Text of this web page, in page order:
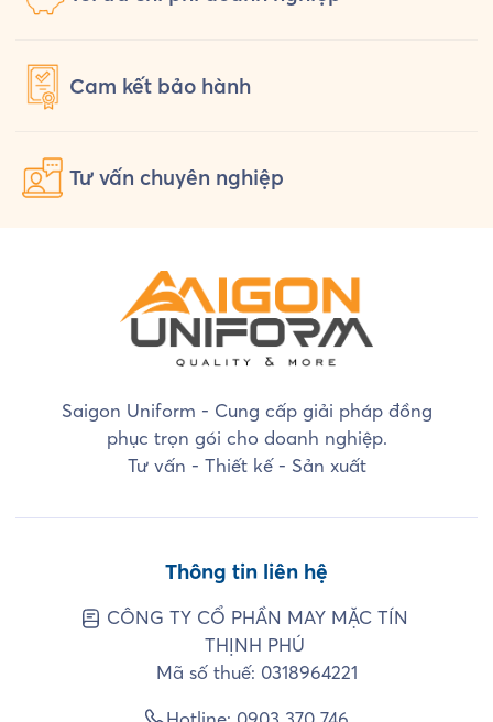
Cam kết bảo hành
Tư vấn chuyên nghiệp
Saigon Uniform - Cung cấp giải pháp đồng
phục trọn gói cho doanh nghiệp.
Tư vấn - Thiết kế - Sản xuất
Thông tin liên hệ
CÔNG TY CỔ PHẦN MAY MẶC TÍN
THỊNH PHÚ
Mã số thuế: 0318964221